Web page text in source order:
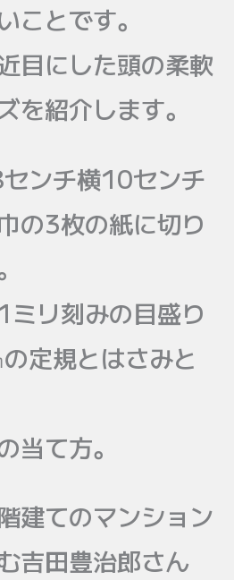
ことです。
目にした頭の柔軟
を紹介します。
ンチ横10センチ
の3枚の紙に切り
リ刻みの目盛り
定規とはさみと
当て方。
建てのマンション
吉田豊治郎さん